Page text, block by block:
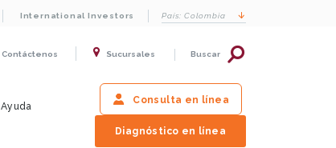
International Investors País: Colombia
Contáctenos Sucursales Buscar
Ayuda
Consulta en línea
Diagnóstico en línea